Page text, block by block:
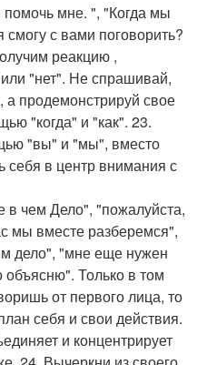
мне. ", "Когда мы
с вами поговорить?
реакцию ,
"нет". Не спрашивай,
а продемонстрируй свое
"когда" и "как". 23.
"вы" и "мы", вместо
себя в центр внимания с
чем Дело", "пожалуйста,
мы вместе разберемся",
дело", "мне еще нужен
Только в том
от первого лица, то
себя и свои действия.
и концентрирует